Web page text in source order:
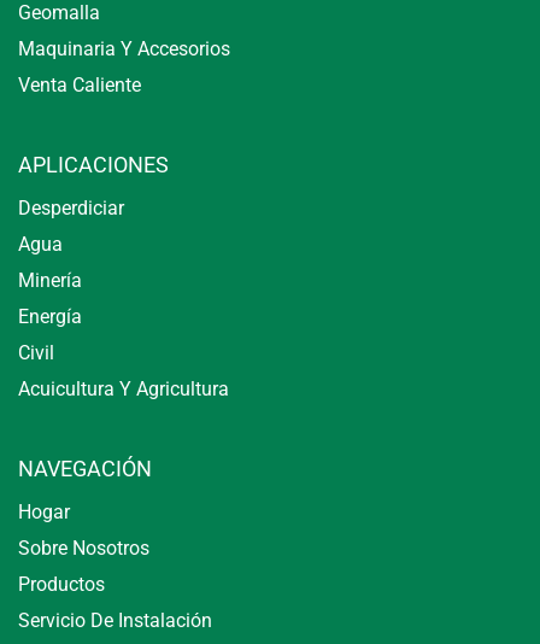
Geomalla
Maquinaria Y Accesorios
Venta Caliente
APLICACIONES
Desperdiciar
Agua
Minería
Energía
Civil
Acuicultura Y Agricultura
NAVEGACIÓN
Hogar
Sobre Nosotros
Productos
Servicio De Instalación